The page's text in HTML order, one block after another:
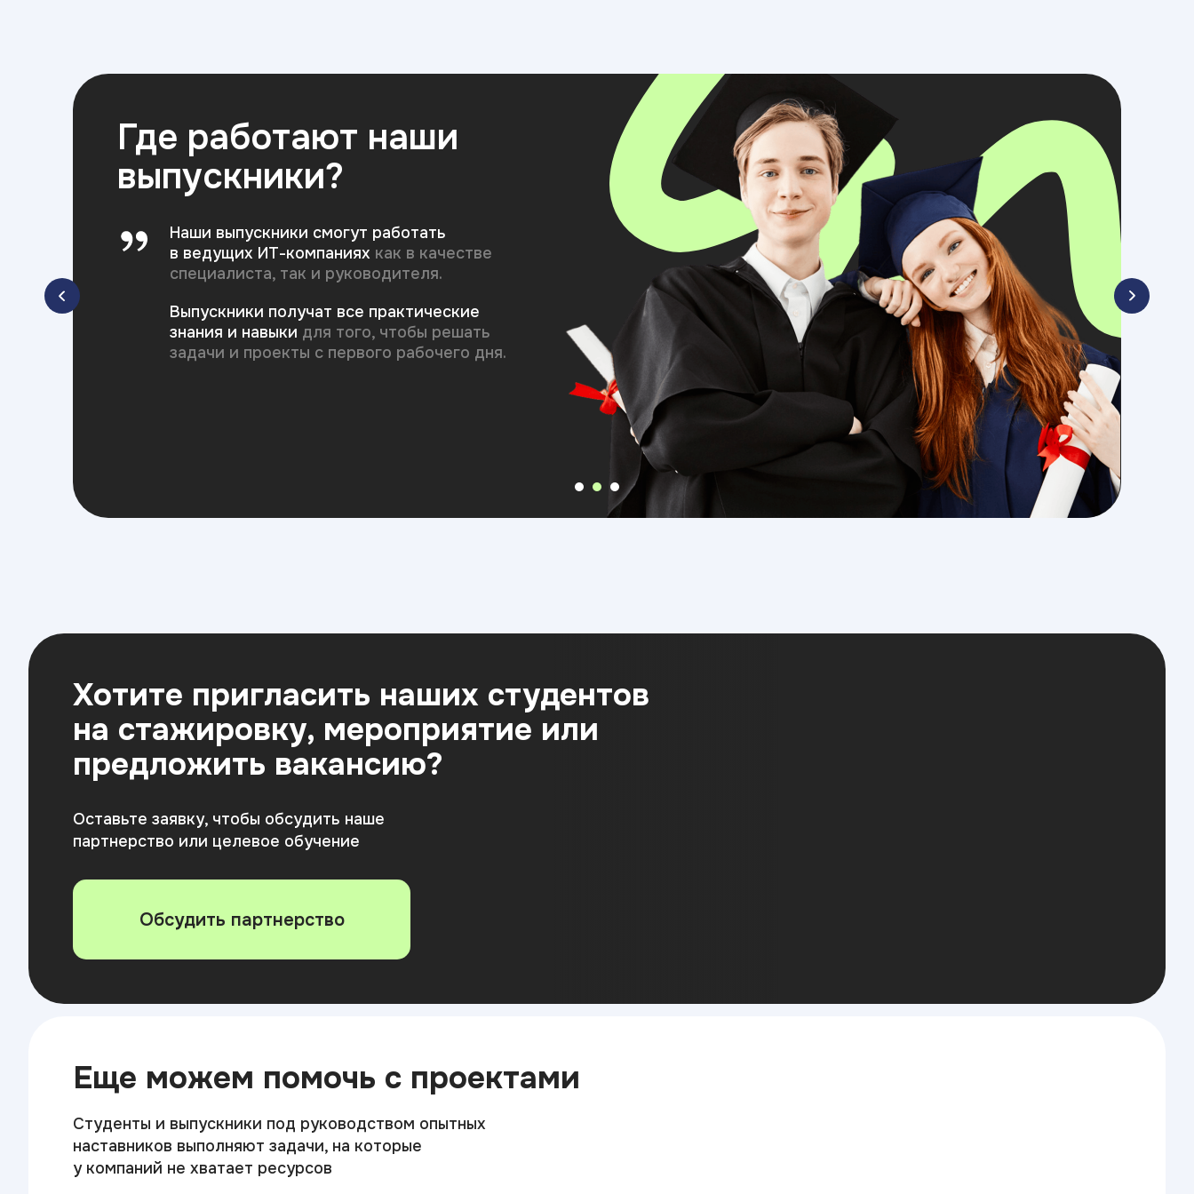
Наши выпускники смогут работать
в ведущих ИТ-компаниях как в качестве
специалиста, так и руководителя.
Выпускники получат все практические
знания и навыки для того, чтобы решать
задачи и проекты с первого рабочего дня.
Где работают наши
выпускники?
Оставьте заявку, чтобы обсудить наше
партнерство или целевое обучение
Хотите пригласить наших студентов
на стажировку, мероприятие или
предложить вакансию?
Обсудить партнерство
Студенты и выпускники под руководством опытных
наставников выполняют задачи, на которые
у компаний не хватает ресурсов
Еще можем помочь с проектами